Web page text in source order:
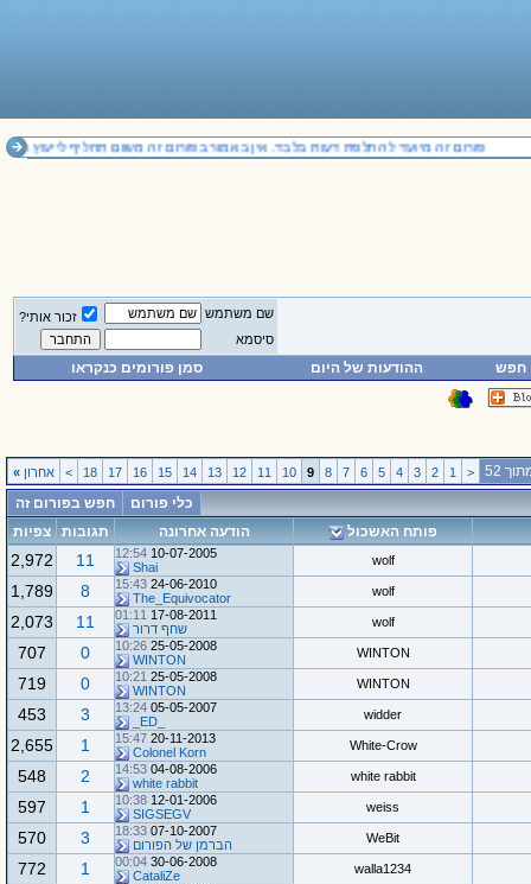
פורום זה מיועד להחלפת דעות בלבד. אין באמור בפורום זה משום תחליף לייעוץ
שם משתמש
זכור אותי?
סיסמא
חפש ההודעות של היום סמן פורומים כנקראו
<
1
2
3
4
5
6
7
8
9
10
11
12
13
14
15
16
17
18
> אחרון »
כלי פורום
חפש בפורום זה
פותח האשכול
הודעה אחרונה תגובות צפיות
wolf
10-07-2005
12:54
Shai
11
2,972
wolf
24-06-2010
15:43
The_Equivocator
8
1,789
wolf
17-08-2011
01:11
שחף דרור
11
2,073
WINTON
25-05-2008
10:26
WINTON
0
707
WINTON
25-05-2008
10:21
WINTON
0
719
widder
05-05-2007
13:24
3
453
White-Crow
20-11-2013
15:47
Colonel Korn
1
2,655
white rabbit
04-08-2006
14:53
white rabbit
2
548
weiss
12-01-2006
10:38
SIGSEGV
1
597
WeBit
07-10-2007
18:33
הברמן של הפורום
3
570
walla1234
30-06-2008
00:04
CataliZe
1
772